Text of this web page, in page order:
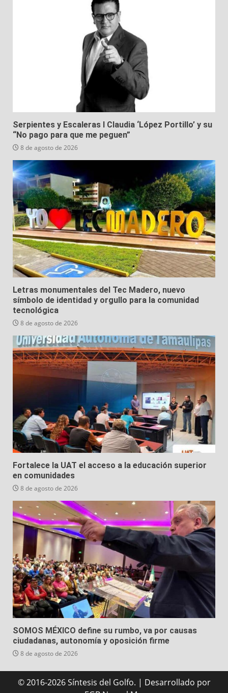
Serpientes y Escaleras I Claudia ‘López Portillo’ y su
“No pago para que me peguen”
8 de agosto de 2026
Letras monumentales del Tec Madero, nuevo
símbolo de identidad y orgullo para la comunidad
tecnológica
8 de agosto de 2026
Fortalece la UAT el acceso a la educación superior
en comunidades
8 de agosto de 2026
SOMOS MÉXICO define su rumbo, va por causas
ciudadanas, autonomía y oposición firme
8 de agosto de 2026
© 2016-2026 Síntesis del Golfo. | Desarrollado por